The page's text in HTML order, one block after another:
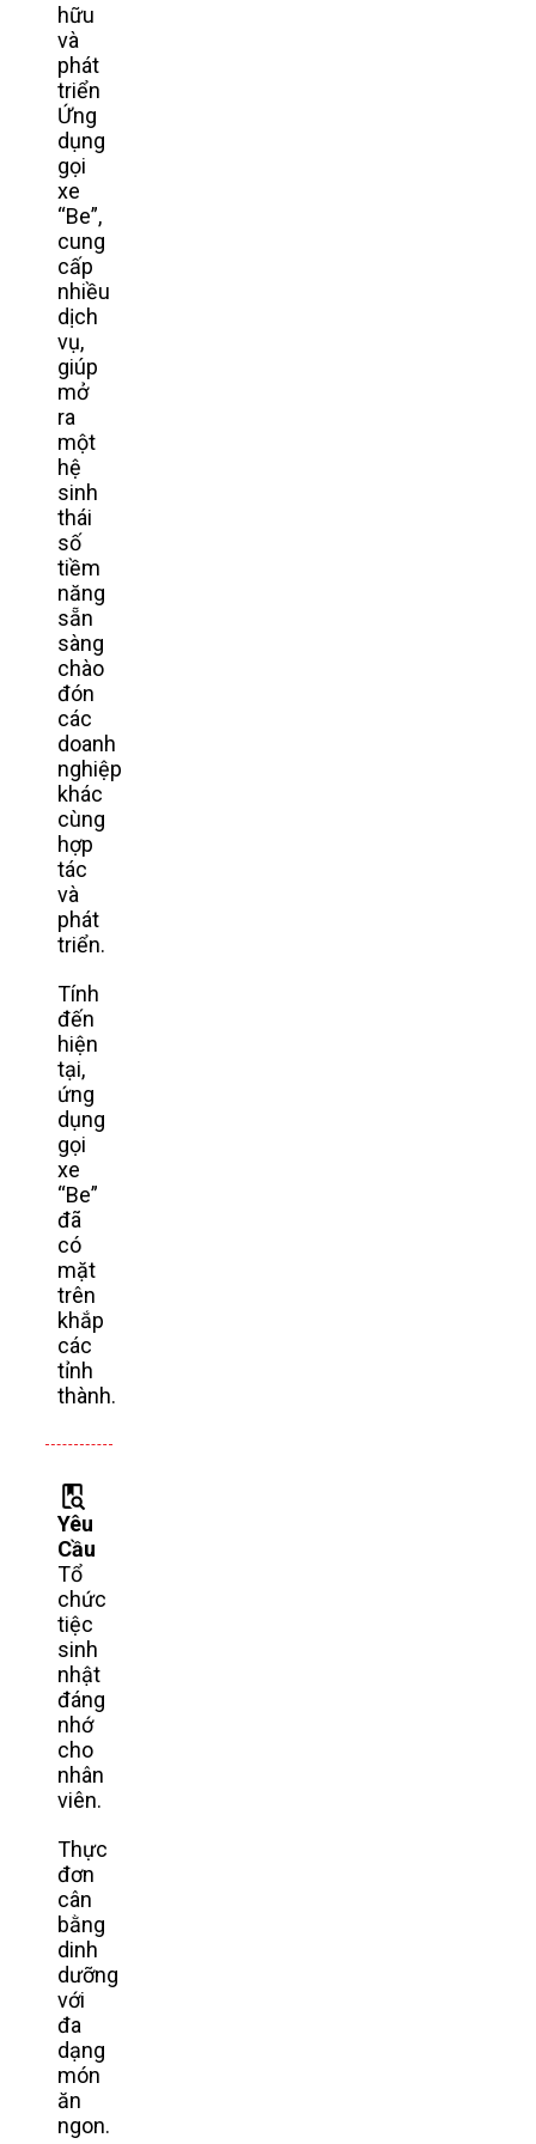
hữu
và
phát
triển
Ứng
dụng
gọi
xe
“Be”,
cung
cấp
nhiều
dịch
vụ,
giúp
mở
ra
một
hệ
sinh
thái
số
tiềm
năng
sẵn
sàng
chào
đón
các
doanh
nghiệp
khác
cùng
hợp
tác
và
phát
triển.
Tính
đến
hiện
tại,
ứng
dụng
gọi
xe
“Be”
đã
có
mặt
trên
khắp
các
tỉnh
thành.
Yêu
Cầu
Tổ
chức
tiệc
sinh
nhật
đáng
nhớ
cho
nhân
viên.
Thực
đơn
cân
bằng
dinh
dưỡng
với
đa
dạng
món
ăn
ngon.